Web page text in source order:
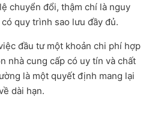
chuyển đổi, thậm chí là nguy
quy trình sao lưu đầy đủ.
đầu tư một khoản chi phí hợp
nhà cung cấp có uy tín và chất
là một quyết định mang lại
dài hạn.